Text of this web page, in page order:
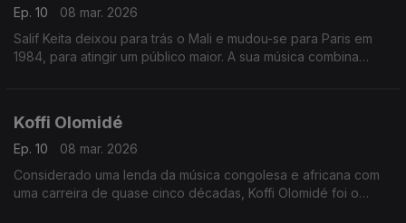
Ep. 10
08 mar. 2026
Salif Keita deixou para trás o Mali e mudou-se para Paris em
1984, para atingir um público maior. A sua música combina
Koffi Olomidé
Ep. 10
08 mar. 2026
Considerado uma lenda da música congolesa e africana com
uma carreira de quase cinco décadas, Koffi Olomidé foi o